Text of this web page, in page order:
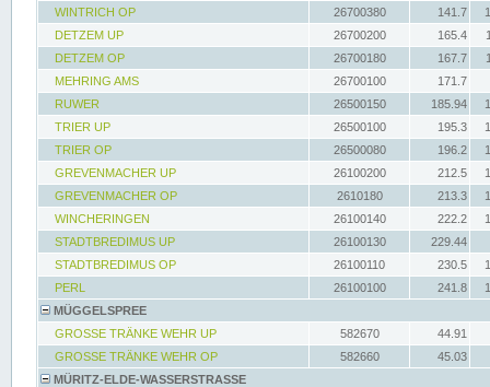
WINTRICH OP
26700380 141.7
DETZEM UP
26700200 165.4
DETZEM OP
26700180 167.7
MEHRING AMS
26700100
171.7
RUWER
26500150 185.94
TRIER UP
26500100 195.3
TRIER OP
26500080 196.2
GREVENMACHER UP
26100200 212.5
GREVENMACHER OP
2610180 213.3
WINCHERINGEN
26100140 222.2
STADTBREDIMUS UP
26100130
229.44
STADTBREDIMUS OP
26100110 230.5
PERL
26100100 241.8
MÜGGELSPREE
GROSSE TRÄNKE WEHR UP
582670
44.91
GROSSE TRÄNKE WEHR OP
582660
45.03
MÜRITZ-ELDE-WASSERSTRASSE